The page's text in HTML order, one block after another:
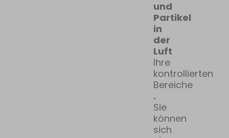
und
Partikel
in
der
Luft
Ihre
kontrollierten
Bereiche
.
Sie
können
sich